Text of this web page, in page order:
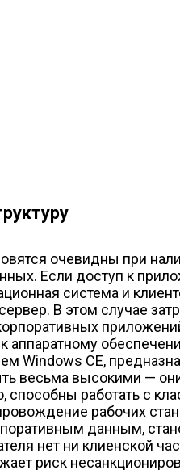
очевидны при
Если доступ к
система и
В этом случае
Windows CE,
весьма высокими —
работать с
рабочих
данным,
нет ни клиенской
риск